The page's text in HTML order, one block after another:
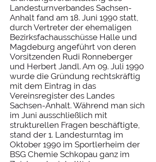
Landesturnverbandes Sachsen-
Anhalt fand am 18. Juni 1990 statt,
durch Vertreter der ehemaligen
Bezirksfachausschüsse Halle und
Magdeburg angeführt von deren
Vorsitzenden Rudi Ronneberger
und Herbert Jandl. Am 09. Juli 1990
wurde die Gründung rechtskräftig
mit dem Eintrag in das
Vereinsregister des Landes
Sachsen-Anhalt. Während man sich
im Juni ausschließlich mit
strukturellen Fragen beschäftigte,
stand der 1. Landesturntag im
Oktober 1990 im Sportlerheim der
BSG Chemie Schkopau ganz im